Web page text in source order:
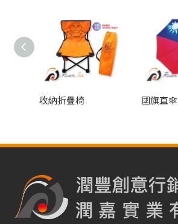
收納折疊椅 國旗直傘